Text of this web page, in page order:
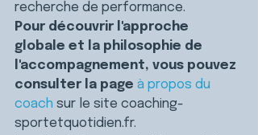
recherche de performance.
Pour découvrir l'approche
globale et la philosophie de
l'accompagnement, vous pouvez
consulter la page à propos du
coach sur le site coaching-
sportetquotidien.fr.